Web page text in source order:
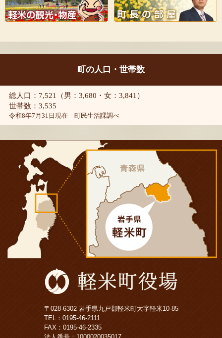
町の人口・世帯数
総人口：7,521（男：3,680・女：3,841）
世帯数：3,535
令和8年7月31日現在 町民生活課調べ
〒028-6302 岩手県九戸郡軽米町大字軽米10-85
TEL： 0195-46-2111
FAX：0195-46-2335